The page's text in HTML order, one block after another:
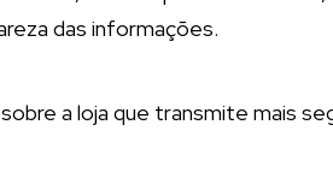
das informações.
a loja que transmite mais